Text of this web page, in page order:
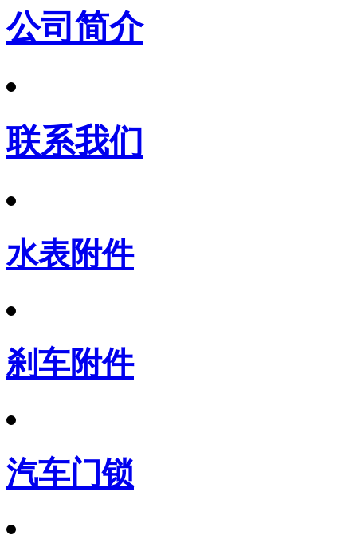
公司简介
联系我们
水表附件
刹车附件
汽车门锁